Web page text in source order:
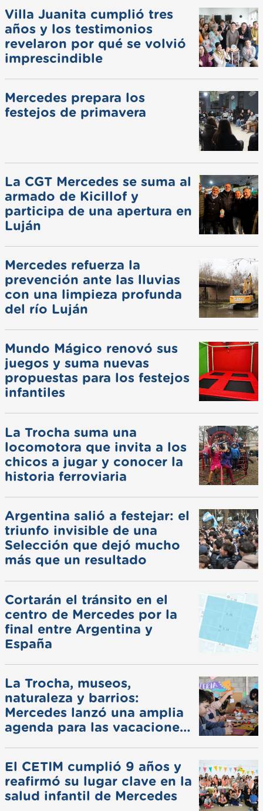
Villa Juanita cumplió tres
años y los testimonios
revelaron por qué se volvió
imprescindible
Mercedes prepara los
festejos de primavera
La CGT Mercedes se suma al
armado de Kicillof y
participa de una apertura en
Luján
Mercedes refuerza la
prevención ante las lluvias
con una limpieza profunda
del río Luján
Mundo Mágico renovó sus
juegos y suma nuevas
propuestas para los festejos
infantiles
La Trocha suma una
locomotora que invita a los
chicos a jugar y conocer la
historia ferroviaria
Argentina salió a festejar: el
triunfo invisible de una
Selección que dejó mucho
más que un resultado
Cortarán el tránsito en el
centro de Mercedes por la
final entre Argentina y
España
La Trocha, museos,
naturaleza y barrios:
Mercedes lanzó una amplia
agenda para las vacaciones
El CETIM cumplió 9 años y
reafirmó su lugar clave en la
salud infantil de Mercedes